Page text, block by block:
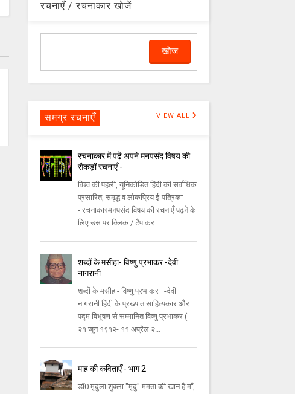
रचनाएँ / रचनाकार खोजें
समग्र रचनाएँ VIEW ALL
रचनाकार में पढ़ें अपने मनपसंद विषय की
सैकड़ों रचनाएँ -
विश्व की पहली, यूनिकोडित हिंदी की सर्वाधिक
प्रसारित, समृद्ध व लोकप्रिय ई-पत्रिका
- रचनाकारमनपसंद विषय की रचनाएँ पढ़ने के
लिए उस पर क्लिक / टैप कर...
शब्दों के मसीहा- विष्णु प्रभाकर -देवी
नागरानी
शब्दों के मसीहा- विष्णु प्रभाकर -देवी
नागरानी हिंदी के प्रख्यात साहित्यकार और
पद्म विभूषण से सम्मानित विष्णु प्रभाकर (
२१ जून १९१२- ११ अप्रैल २...
माह की कविताएँ - भाग 2
डॉ0 मृदुला शुक्ला "मृदु" ममता की खान है माँ,